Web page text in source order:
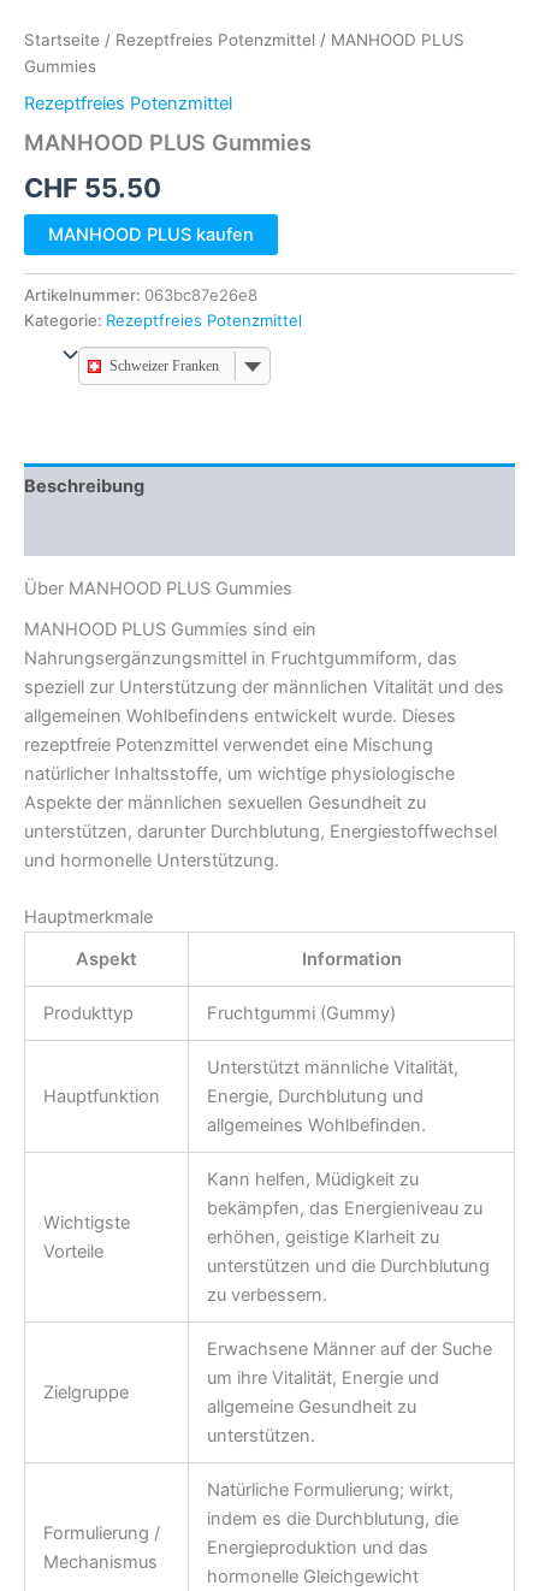
Startseite / Rezeptfreies Potenzmittel / MANHOOD PLUS
Gummies
Rezeptfreies Potenzmittel
MANHOOD PLUS Gummies
CHF 55.50
MANHOOD PLUS kaufen
Artikelnummer: 063bc87e26e8
Kategorie: Rezeptfreies Potenzmittel
Schweizer Franken
Beschreibung
Über MANHOOD PLUS Gummies
MANHOOD PLUS Gummies sind ein
Nahrungsergänzungsmittel in Fruchtgummiform, das
speziell zur Unterstützung der männlichen Vitalität und des
allgemeinen Wohlbefindens entwickelt wurde. Dieses
rezeptfreie Potenzmittel verwendet eine Mischung
natürlicher Inhaltsstoffe, um wichtige physiologische
Aspekte der männlichen sexuellen Gesundheit zu
unterstützen, darunter Durchblutung, Energiestoffwechsel
und hormonelle Unterstützung.
Hauptmerkmale
Aspekt
Information
Produkttyp Fruchtgummi (Gummy)
Hauptfunktion
Unterstützt männliche Vitalität,
Energie, Durchblutung und
allgemeines Wohlbefinden.
Wichtigste
Vorteile
Kann helfen, Müdigkeit zu
bekämpfen, das Energieniveau zu
erhöhen, geistige Klarheit zu
unterstützen und die Durchblutung
zu verbessern.
Zielgruppe
Erwachsene Männer auf der Suche
um ihre Vitalität, Energie und
allgemeine Gesundheit zu
unterstützen.
Formulierung /
Mechanismus
Natürliche Formulierung; wirkt,
indem es die Durchblutung, die
Energieproduktion und das
hormonelle Gleichgewicht